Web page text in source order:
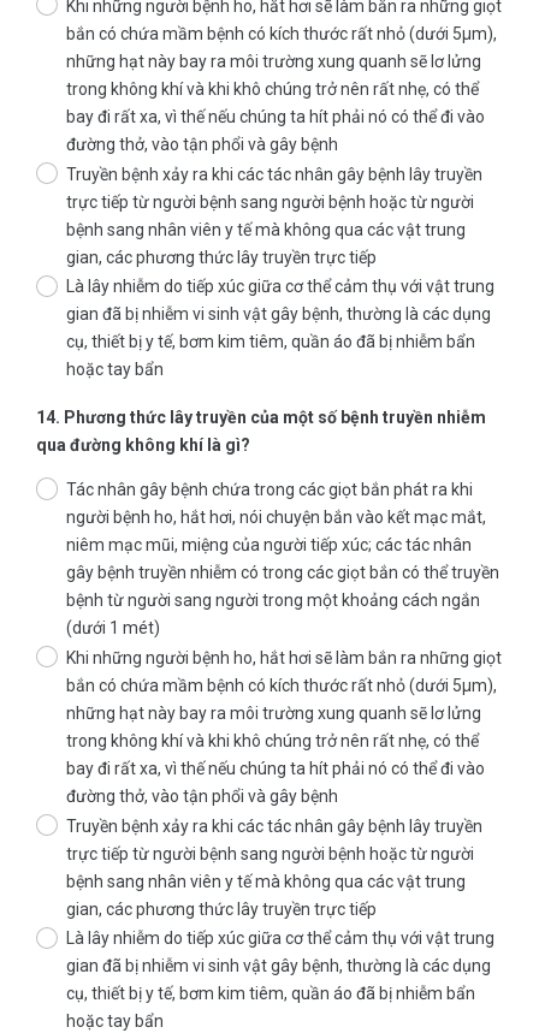
Khi những người bệnh ho, hắt hơi sẽ làm bắn ra những giọt
bắn có chứa mầm bệnh có kích thước rất nhỏ (dưới 5µm),
những hạt này bay ra môi trường xung quanh sẽ lơ lửng
trong không khí và khi khô chúng trở nên rất nhẹ, có thể
bay đi rất xa, vì thế nếu chúng ta hít phải nó có thể đi vào
đường thở, vào tận phổi và gây bệnh
Truyền bệnh xảy ra khi các tác nhân gây bệnh lây truyền
trực tiếp từ người bệnh sang người bệnh hoặc từ người
bệnh sang nhân viên y tế mà không qua các vật trung
gian, các phương thức lây truyền trực tiếp
Là lây nhiễm do tiếp xúc giữa cơ thể cảm thụ với vật trung
gian đã bị nhiễm vi sinh vật gây bệnh, thường là các dụng
cụ, thiết bị y tế, bơm kim tiêm, quần áo đã bị nhiễm bẩn
hoặc tay bẩn
14. Phương thức lây truyền của một số bệnh truyền nhiễm
qua đường không khí là gì?
Tác nhân gây bệnh chứa trong các giọt bắn phát ra khi
người bệnh ho, hắt hơi, nói chuyện bắn vào kết mạc mắt,
niêm mạc mũi, miệng của người tiếp xúc; các tác nhân
gây bệnh truyền nhiễm có trong các giọt bắn có thể truyền
bệnh từ người sang người trong một khoảng cách ngắn
(dưới 1 mét)
Khi những người bệnh ho, hắt hơi sẽ làm bắn ra những giọt
bắn có chứa mầm bệnh có kích thước rất nhỏ (dưới 5µm),
những hạt này bay ra môi trường xung quanh sẽ lơ lửng
trong không khí và khi khô chúng trở nên rất nhẹ, có thể
bay đi rất xa, vì thế nếu chúng ta hít phải nó có thể đi vào
đường thở, vào tận phổi và gây bệnh
Truyền bệnh xảy ra khi các tác nhân gây bệnh lây truyền
trực tiếp từ người bệnh sang người bệnh hoặc từ người
bệnh sang nhân viên y tế mà không qua các vật trung
gian, các phương thức lây truyền trực tiếp
Là lây nhiễm do tiếp xúc giữa cơ thể cảm thụ với vật trung
gian đã bị nhiễm vi sinh vật gây bệnh, thường là các dụng
cụ, thiết bị y tế, bơm kim tiêm, quần áo đã bị nhiễm bẩn
hoặc tay bẩn